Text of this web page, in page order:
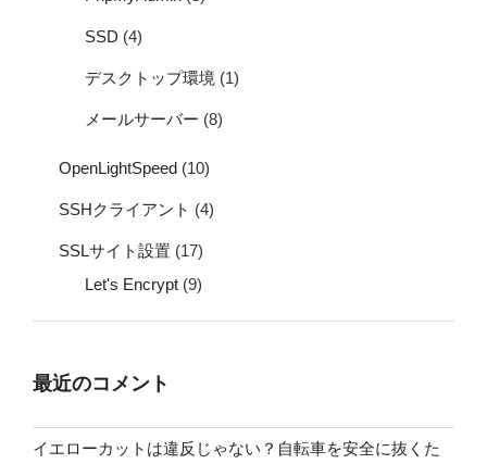
SSD (4)
デスクトップ環境 (1)
メールサーバー (8)
OpenLightSpeed (10)
SSHクライアント (4)
SSLサイト設置 (17)
Let's Encrypt (9)
最近のコメント
イエローカットは違反じゃない？自転車を安全に抜くた